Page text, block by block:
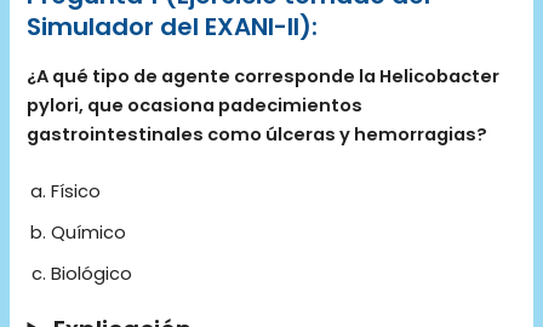
Simulador del EXANI-II):
¿A qué tipo de agente corresponde la Helicobacter
pylori, que ocasiona padecimientos
gastrointestinales como úlceras y hemorragias?
Físico
Químico
Biológico